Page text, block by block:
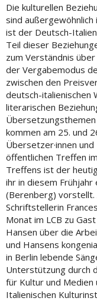
Die kulturellen
sind außergewöhnlich
ist der Deutsch-
Teil dieser
zum Verständnis
der Vergabemodus
zwischen den
deutsch-italienischen
literarischen
Übersetzungsthemen
kommen am 25. und
Übersetzer·innen
öffentlichen Treffen
Treffens ist der
ihr in diesem Frühjahr
(Berenberg) vorstellt.
Schriftstellerin
Monat im LCB zu
Hansen über die
und Hansens
in Berlin lebende
Unterstützung durch
für Kultur und
Italienischen